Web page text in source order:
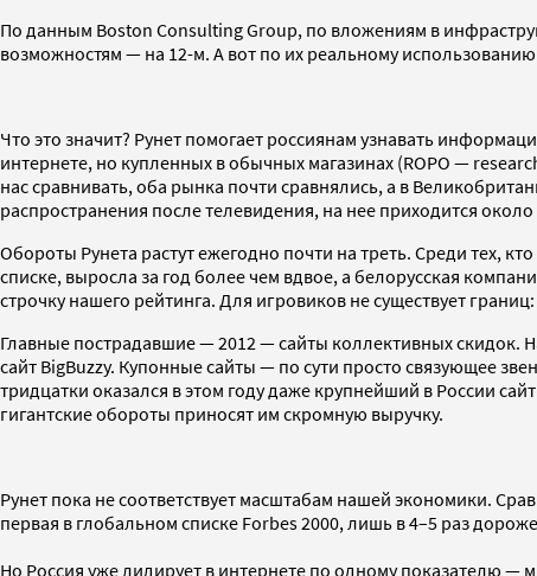
По данным Boston Consulting Group, по вложениям в
возможностям — на 12-м. А вот по их реальному
Что это значит? Рунет помогает россиянам узнавать
интернете, но купленных в обычных магазинах (ROPO —
нас сравнивать, оба рынка почти сравнялись, а в
распространения после телевидения, на нее приходится
Обороты Рунета растут ежегодно почти на треть. Среди тех,
списке, выросла за год более чем вдвое, а белорусская
строчку нашего рейтинга. Для игровиков не существует
Главные пострадавшие — 2012 — сайты коллективных
сайт BigBuzzy. Купонные сайты — по сути просто связующее
тридцатки оказался в этом году даже крупнейший в России
гигантские обороты приносят им скромную выручку.
Рунет пока не соответствует масштабам нашей экономики.
первая в глобальном списке Forbes 2000, лишь в 4–5 раз
Но Россия уже лидирует в интернете по одному показателю